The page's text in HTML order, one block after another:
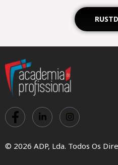
© 2026 ADP, Lda. Todos Os